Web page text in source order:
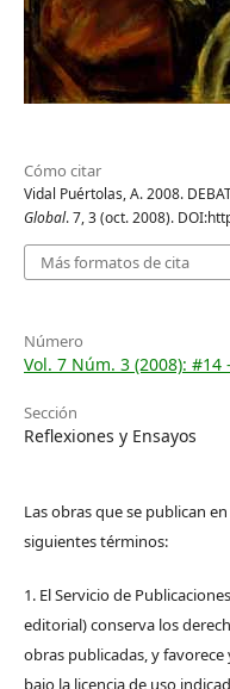
Cómo citar
Vidal Puértolas, A. 2008.
Global. 7, 3 (oct. 2008).
Más formatos de cita
Número
Vol. 7 Núm. 3 (2008): #14
Sección
Reflexiones y Ensayos
Las obras que se publican
siguientes términos:
1. El Servicio de
editorial) conserva los
obras publicadas, y
bajo la licencia de uso